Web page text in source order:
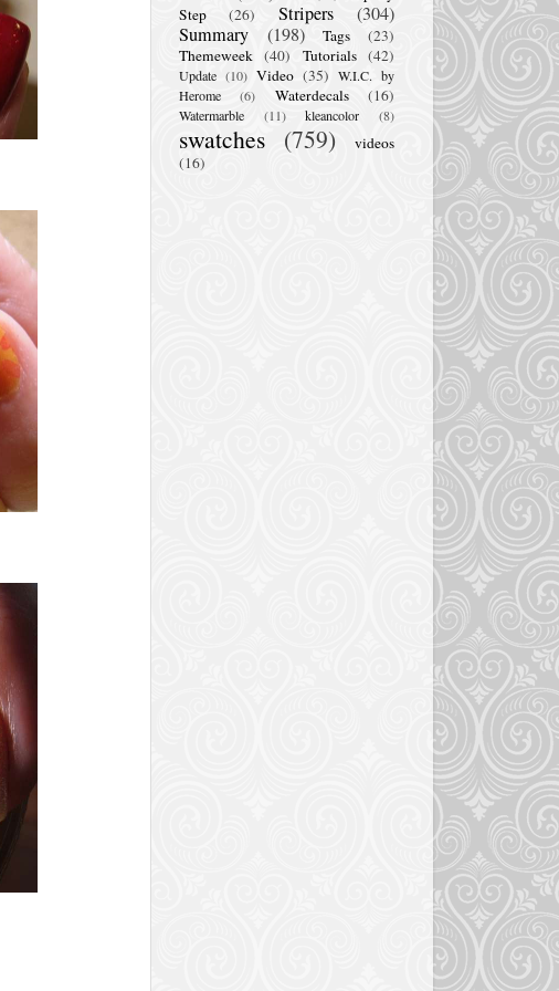
Step
(26) Stripers
(304)
Summary
(198) Tags
(23)
Themeweek (40) Tutorials (42)
Update (10) Video (35) W.I.C. by
Herome
(6) Waterdecals (16)
Watermarble (11) kleancolor (8)
swatches (759)
videos
(16)